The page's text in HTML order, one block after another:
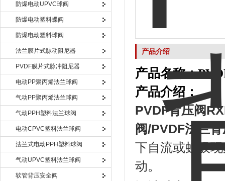
防爆电动UPVC球阀
防爆电动塑料蝶阀
防爆电动塑料球阀
法兰膜片式脉动阻尼器
PVDF膜片式脉冲阻尼器
电动PP聚丙烯法兰球阀
气动PP聚丙烯法兰球阀
气动PPH塑料法兰球阀
电动CPVC塑料法兰球阀
法兰式电动PPH塑料球阀
气动UPVC塑料法兰球阀
软管背压安全阀
产品介绍
产品名称：
产品介绍：
PVDF背压阀
阀/PVDF法兰
下自流或虹吸
动。